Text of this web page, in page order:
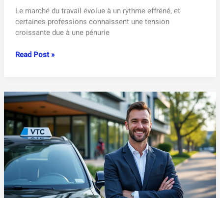
Le marché du travail évolue à un rythme effréné, et
certaines professions connaissent une tension
croissante due à une pénurie
Métiers
se
former
pour
répondre
aux
besoins
urgents
marché
Read Post »